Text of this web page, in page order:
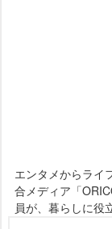
エンタメからライ
合メディア「
員が、暮らしに役